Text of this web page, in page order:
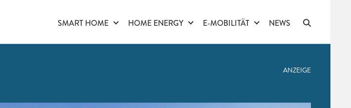
SMART HOME HOME ENERGY E-MOBILITÄT NEWS
ANZEIGE